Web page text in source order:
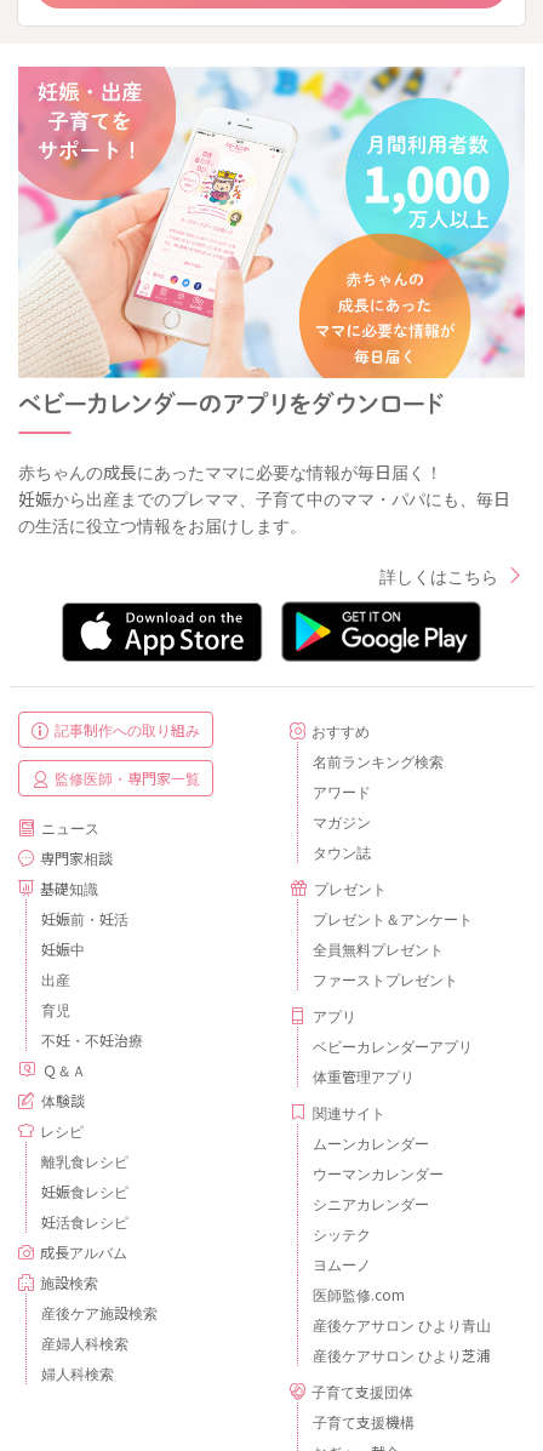
赤ちゃんの成長にあったママに必要な情報が毎日届く！
妊娠から出産までのプレママ、子育て中のママ・パパにも、毎日
の生活に役立つ情報をお届けします。
詳しくはこちら
記事制作への取り組み
監修医師・専門家一覧
ニュース
専門家相談
基礎知識
妊娠前・妊活
妊娠中
出産
育児
不妊・不妊治療
Ｑ＆Ａ
体験談
レシピ
離乳食レシピ
妊娠食レシピ
妊活食レシピ
成長アルバム
施設検索
産後ケア施設検索
産婦人科検索
婦人科検索
おすすめ
名前ランキング検索
アワード
マガジン
タウン誌
プレゼント
プレゼント＆アンケート
全員無料プレゼント
ファーストプレゼント
アプリ
ベビーカレンダーアプリ
体重管理アプリ
関連サイト
ムーンカレンダー
ウーマンカレンダー
シニアカレンダー
シッテク
ヨムーノ
医師監修.com
産後ケアサロン ひより青山
産後ケアサロン ひより芝浦
子育て支援団体
子育て支援機構